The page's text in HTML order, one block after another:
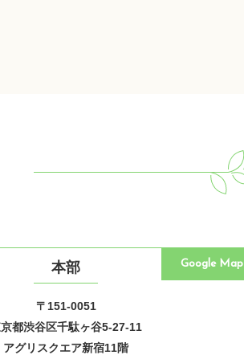
本部
〒151-0051
都渋谷区千駄ヶ谷5-27-11
アグリスクエア新宿11階
Google Map